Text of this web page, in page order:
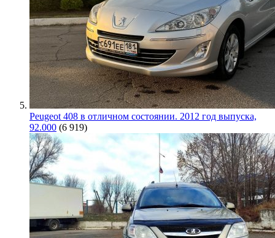
Peugeot 408 в отличном состоянии. 2012 год выпуска,
92.000 (6 919)